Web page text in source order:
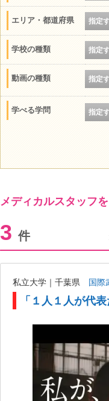
エリア・都道府県 指定
学校の種類 指定
動画の種類 指定
学べる学問 指定
メディカルスタッフ
3 件
私立大学｜千葉県 国際
「１人１人が代